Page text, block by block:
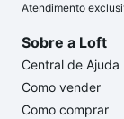
Atendimento
Sobre a Loft
Central de Ajuda
Como vender
Como comprar